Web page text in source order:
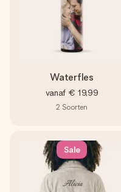
Waterfles
vanaf € 19,99
2 Soorten
Sale